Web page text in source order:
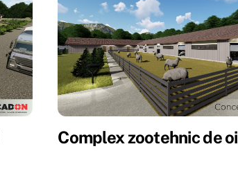
Complex zootehnic de oi